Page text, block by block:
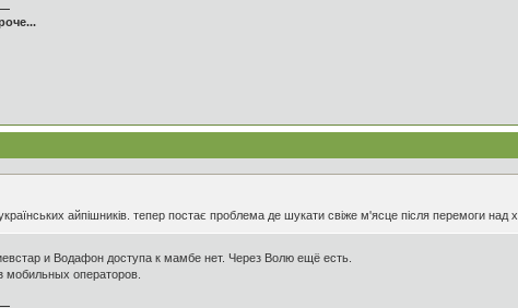
айпішників. тепер постає проблема де шукати свіже м'ясце після перемоги над
и Водафон доступа к мамбе нет. Через Волю ещё есть.
мобильных операторов.